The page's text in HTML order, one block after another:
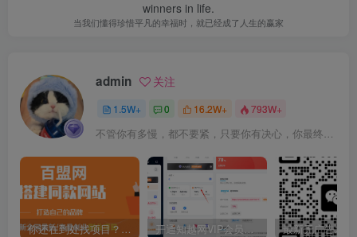
winners in life.
当我们懂得珍惜平凡的幸福时，就已经成了人生的赢家
admin 关注
1.5W+ 0 16.2W+ 793W+
不管你有多慢，都不要紧，只要你有决心，你最终都会到达想去的地方
你还在到处找项目？还在当韭菜？我靠卖项目一个月收入5万+，曾经我也是个失败者。 开通知越网VIP会员，尊享全站资源免费下载，享70%的推广提成！！【限时五折优惠】